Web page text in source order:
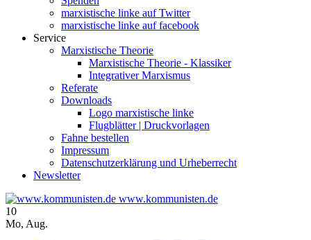
marxistische linke auf Twitter
marxistische linke auf facebook
Service
Marxistische Theorie
Marxistische Theorie - Klassiker
Integrativer Marxismus
Referate
Downloads
Logo marxistische linke
Flugblätter | Druckvorlagen
Fahne bestellen
Impressum
Datenschutzerklärung und Urheberrecht
Newsletter
www.kommunisten.de
10
Mo, Aug.